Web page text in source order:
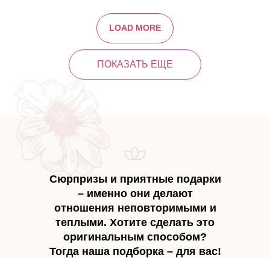
LOAD MORE
ПОКАЗАТЬ ЕЩЕ
Сюрпризы и приятные подарки
– именно они делают
отношения неповторимыми и
теплыми. Хотите сделать это
оригинальным способом?
Тогда наша подборка – для вас!